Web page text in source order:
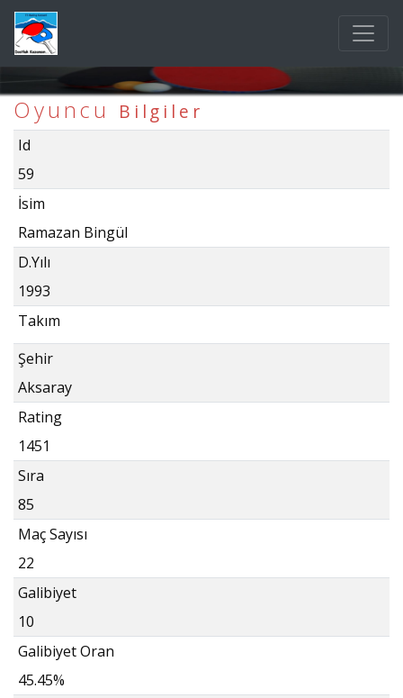
Oyuncu Bilgiler
Id
59
İsim
Ramazan Bingül
D.Yılı
1993
Takım
Şehir
Aksaray
Rating
1451
Sıra
85
Maç Sayısı
22
Galibiyet
10
Galibiyet Oran
45.45%